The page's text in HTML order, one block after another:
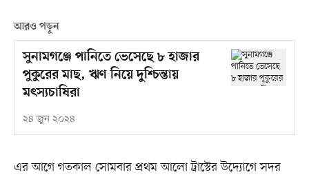
আরও পড়ুন
সুনামগঞ্জে পানিতে ভেসেছে ৮ হাজার
পুকুরের মাছ, ঋণ নিয়ে দুশ্চিন্তায়
মৎস্যচাষিরা
২৪ জুন ২০২৪
এর আগে গতকাল সোমবার প্রথম আলো ট্রাস্টের উদ্যোগে সদর